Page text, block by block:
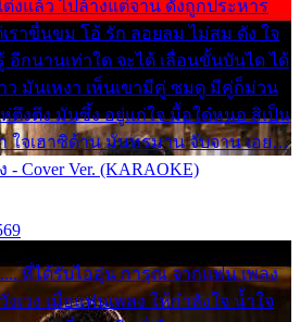
งแล้ว ไปล้างแต่จาน ดั่งถูกประหาร
ราขื่นขม โอ้ รัก ลอยลม ไม่สม ดัง ใจ
อีกนานเท่าใด จะได้ เลื่อนขั้นบันได ได้
ว มันเหงา เห็นเขามีคู่ ซมดู มีคู่ก็ม่วน
ตึงตึง มันซึ้ง อยู่แก่ใจ มื้อใด๋หนอ สิเป็น
ใจเฮาซิด้าน มันทรมาน จับจาน เอย…
Cover Ver. (KARAOKE)
ที่ได้รับไออุ่น การุณ จากแฟน เพลง
เวง เมื่อแฟนเพลง ให้กำลังใจ น้ำใจ